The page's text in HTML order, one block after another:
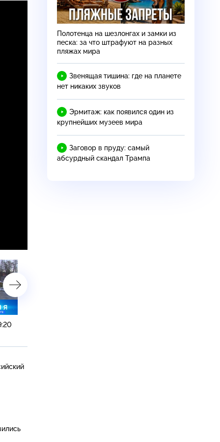
Полотенца на шезлонгах и замки из
песка: за что штрафуют на разных
пляжах мира
Звенящая тишина: где на планете
нет никаких звуков
Эрмитаж: как появился один из
крупнейших музеев мира
Заговор в пруду: самый
абсурдный скандал Трампа